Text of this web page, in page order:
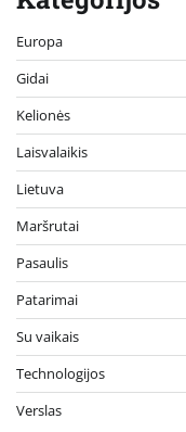
Europa
Gidai
Kelionės
Laisvalaikis
Lietuva
Maršrutai
Pasaulis
Patarimai
Su vaikais
Technologijos
Verslas